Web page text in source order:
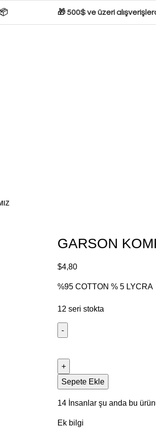
🎁 500$ ve üzeri
GARSON
$4,80
%95 COTTON % 5 LYCRA
12 seri stokta
Sepete Ekle
14 İnsanlar şu anda bu
Ek bilgi